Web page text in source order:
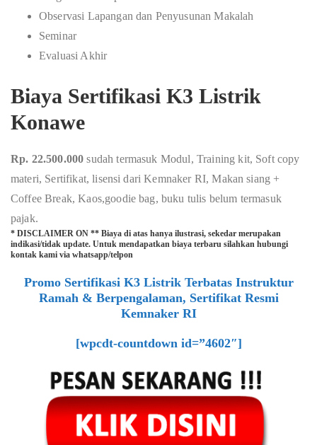
Observasi Lapangan dan Penyusunan Makalah
Seminar
Evaluasi Akhir
Biaya Sertifikasi K3 Listrik
Konawe
Rp. 22.500.000sudah termasuk Modul, Training kit, Soft copy
materi, Sertifikat, lisensi dari Kemnaker RI, Makan siang +
Coffee Break, Kaos,goodie bag, buku tulis belum termasuk
pajak.
* DISCLAIMER ON ** Biaya di atas hanya ilustrasi, sekedar merupakan
indikasi/tidak update. Untuk mendapatkan biaya terbaru silahkan hubungi
kontak kami via whatsapp/telpon
Promo Sertifikasi K3 Listrik Terbatas Instruktur
Ramah & Berpengalaman, Sertifikat Resmi
Kemnaker RI
[wpcdt-countdown id=”4602″]